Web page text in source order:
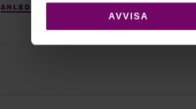
AVVISA
ANLEDNING AV ÄNDRADE EU-DIREKTIV, FI